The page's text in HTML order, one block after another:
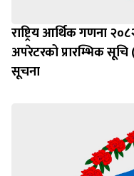
राष्ट्रिय आर्थिक गणना
अपरेटरको प्रारम्भिक
सूचना